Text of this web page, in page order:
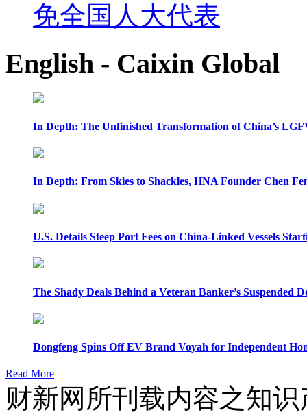
免全国人大代表
English - Caixin Global
In Depth: The Unfinished Transformation of China’s
In Depth: From Skies to Shackles, HNA Founder Chen
U.S. Details Steep Port Fees on China-Linked Vessels
The Shady Deals Behind a Veteran Banker’s Suspended
Dongfeng Spins Off EV Brand Voyah for Independent
Read More
财新网所刊载内容之知